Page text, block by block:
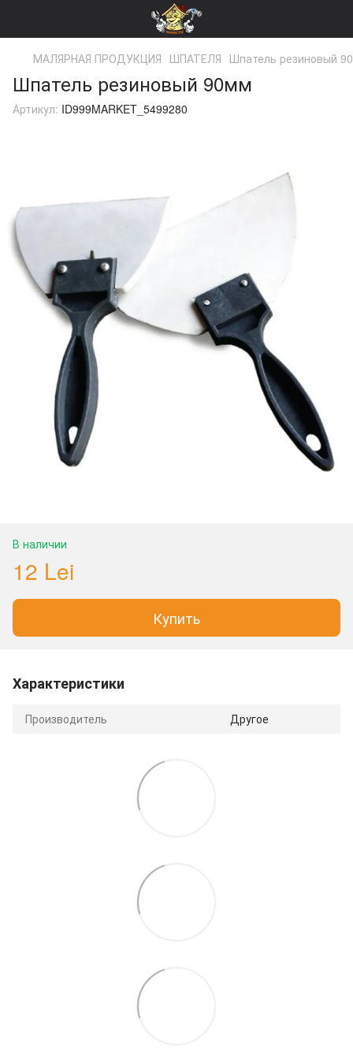
МАЛЯРНАЯ ПРОДУКЦИЯ ШПАТЕЛЯ Шпатель резиновый
Шпатель резиновый 90мм
Артикул: ID999MARKET_5499280
В наличии
12 Lei
Купить
Характеристики
Производитель Другое